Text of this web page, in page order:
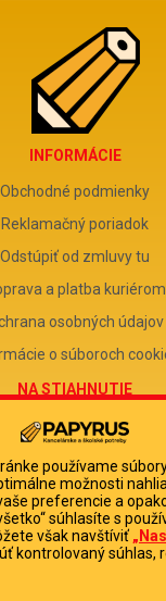
INFORMÁCIE
Obchodné podmienky
Reklamačný poriadok
Odstúpiť od zmluvy tu
a platba kuriérom
osobných údajov
o súboroch
NA STIAHNUTIE
Reklamačný formulár
Odstúpenie od zmluvy
o odstúpení od
FIRMA
POPRAD, s.r.o.
používame
možnosti
preferencie a
súhlasíte s
však navštíviť
kontrolovaný súhlas,